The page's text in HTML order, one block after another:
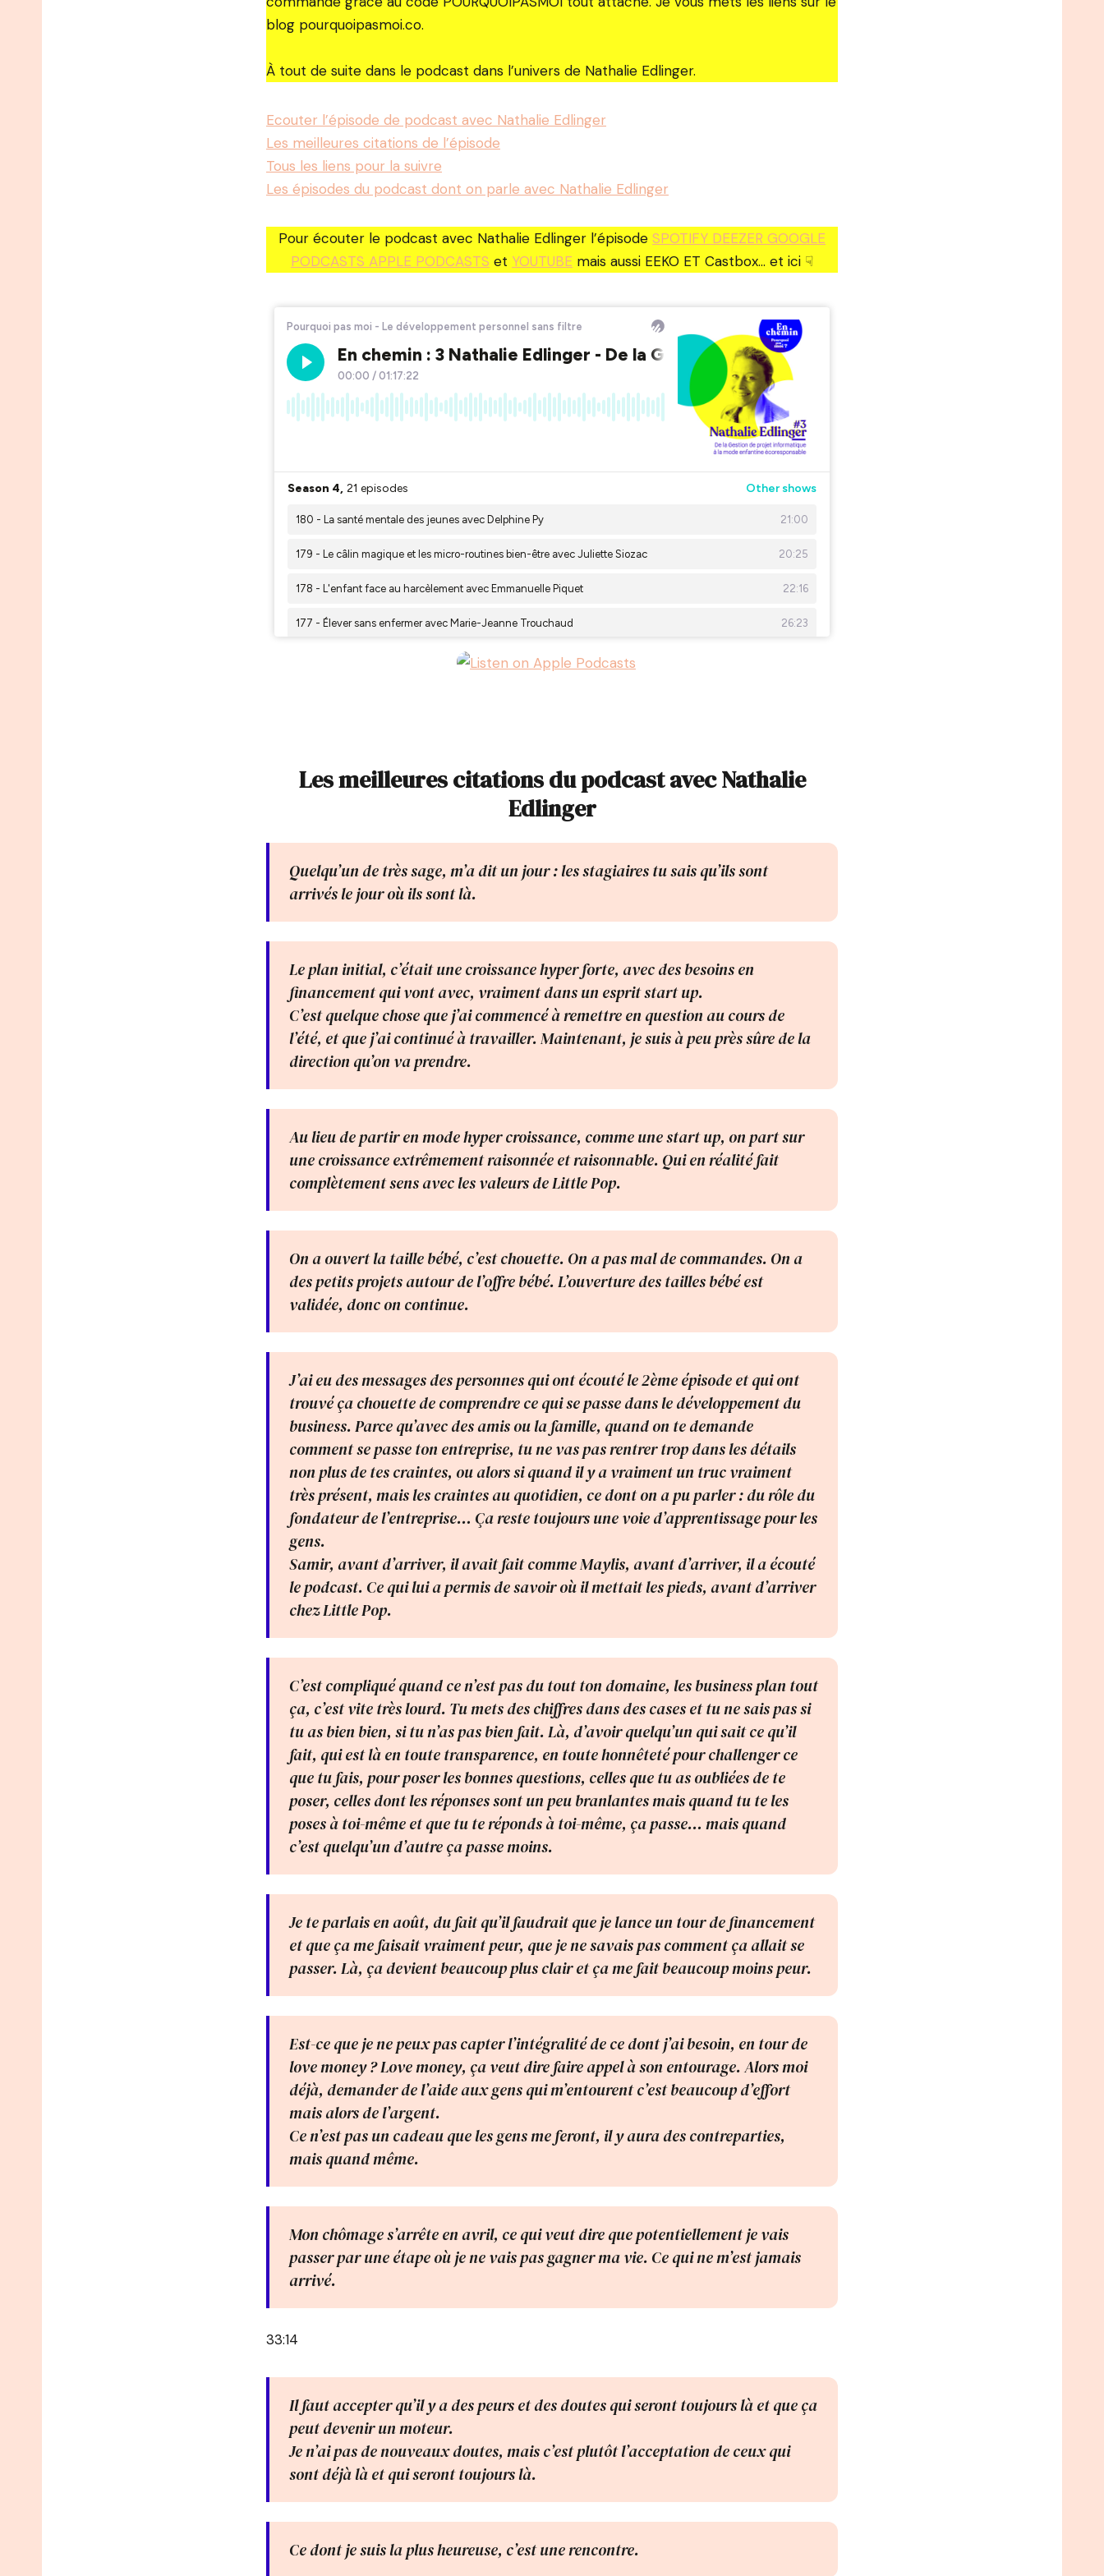
blog pourquoipasmoi.co.
À tout de suite dans le podcast dans l’univers de Nathalie Edlinger.
Ecouter l’épisode de podcast avec Nathalie Edlinger
Les meilleures citations de l’épisode
Tous les liens pour la suivre
Les épisodes du podcast dont on parle avec Nathalie Edlinger
Pour écouter le podcast avec Nathalie Edlinger l’épisode SPOTIFY DEEZER GOOGLE
PODCASTS APPLE PODCASTS et YOUTUBE mais aussi EEKO ET Castbox… et ici ☟
Les meilleures citations du podcast avec Nathalie
Edlinger
Quelqu’un de très sage, m’a dit un jour : les stagiaires tu sais qu’ils sont
arrivés le jour où ils sont là.
Le plan initial, c’était une croissance hyper forte, avec des besoins en
financement qui vont avec, vraiment dans un esprit start up.
C’est quelque chose que j’ai commencé à remettre en question au cours de
l’été, et que j’ai continué à travailler. Maintenant, je suis à peu près sûre de la
direction qu’on va prendre.
Au lieu de partir en mode hyper croissance, comme une start up, on part sur
une croissance extrêmement raisonnée et raisonnable. Qui en réalité fait
complètement sens avec les valeurs de Little Pop.
On a ouvert la taille bébé, c’est chouette. On a pas mal de commandes. On a
des petits projets autour de l’offre bébé. L’ouverture des tailles bébé est
validée, donc on continue.
J’ai eu des messages des personnes qui ont écouté le 2ème épisode et qui ont
trouvé ça chouette de comprendre ce qui se passe dans le développement du
business. Parce qu’avec des amis ou la famille, quand on te demande
comment se passe ton entreprise, tu ne vas pas rentrer trop dans les détails
non plus de tes craintes, ou alors si quand il y a vraiment un truc vraiment
très présent, mais les craintes au quotidien, ce dont on a pu parler : du rôle du
fondateur de l’entreprise… Ça reste toujours une voie d’apprentissage pour les
gens.
Samir, avant d’arriver, il avait fait comme Maylis, avant d’arriver, il a écouté
le podcast. Ce qui lui a permis de savoir où il mettait les pieds, avant d’arriver
chez Little Pop.
C’est compliqué quand ce n’est pas du tout ton domaine, les business plan tout
ça, c’est vite très lourd. Tu mets des chiffres dans des cases et tu ne sais pas si
tu as bien bien, si tu n’as pas bien fait. Là, d’avoir quelqu’un qui sait ce qu’il
fait, qui est là en toute transparence, en toute honnêteté pour challenger ce
que tu fais, pour poser les bonnes questions, celles que tu as oubliées de te
poser, celles dont les réponses sont un peu branlantes mais quand tu te les
poses à toi-même et que tu te réponds à toi-même, ça passe… mais quand
c’est quelqu’un d’autre ça passe moins.
Je te parlais en août, du fait qu’il faudrait que je lance un tour de financement
et que ça me faisait vraiment peur, que je ne savais pas comment ça allait se
passer. Là, ça devient beaucoup plus clair et ça me fait beaucoup moins peur.
Est-ce que je ne peux pas capter l’intégralité de ce dont j’ai besoin, en tour de
love money ? Love money, ça veut dire faire appel à son entourage. Alors moi
déjà, demander de l’aide aux gens qui m’entourent c’est beaucoup d’effort
mais alors de l’argent.
Ce n’est pas un cadeau que les gens me feront, il y aura des contreparties,
mais quand même.
Mon chômage s’arrête en avril, ce qui veut dire que potentiellement je vais
passer par une étape où je ne vais pas gagner ma vie. Ce qui ne m’est jamais
arrivé.
33:14
Il faut accepter qu’il y a des peurs et des doutes qui seront toujours là et que ça
peut devenir un moteur.
Je n’ai pas de nouveaux doutes, mais c’est plutôt l’acceptation de ceux qui
sont déjà là et qui seront toujours là.
Ce dont je suis la plus heureuse, c’est une rencontre.